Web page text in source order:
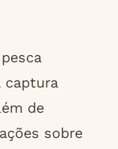
captura
de
sobre